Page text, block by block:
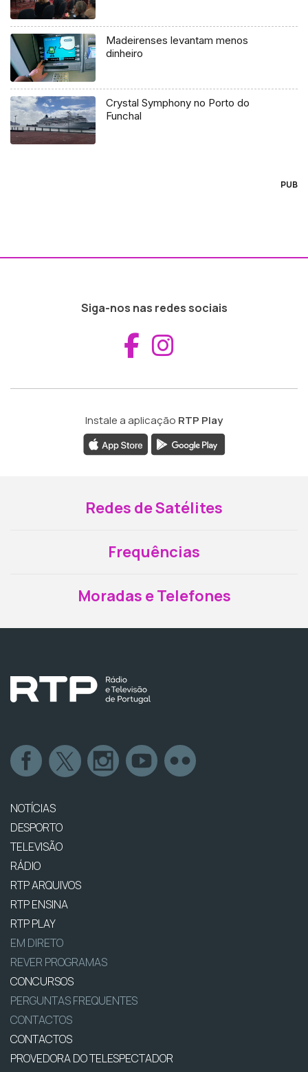
Madeirenses levantam menos
dinheiro
Crystal Symphony no Porto do
Funchal
PUB
Siga-nos nas redes sociais
Aceder ao
Instale a aplicação RTP Play
Redes de Satélites
Frequências
Moradas e Telefones
NOTÍCIAS
DESPORTO
TELEVISÃO
RÁDIO
RTP ARQUIVOS
RTP ENSINA
RTP PLAY
EM DIRETO
REVER PROGRAMAS
CONCURSOS
PERGUNTAS FREQUENTES
CONTACTOS
CONTACTOS
PROVEDORA DO TELESPECTADOR